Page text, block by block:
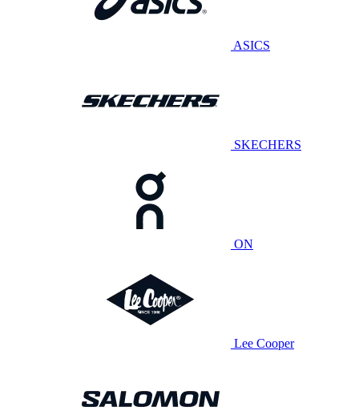
ASICS
SKECHERS
ON
Lee Cooper